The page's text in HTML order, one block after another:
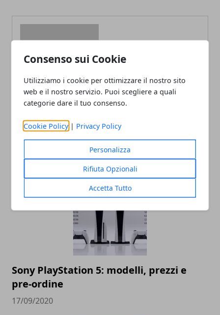
Consenso sui Cookie
Utilizziamo i cookie per ottimizzare il nostro sito
web e il nostro servizio. Puoi scegliere a quali
categorie dare il tuo consenso.
Cookie Policy | Privacy Policy
Personalizza
Rifiuta Opzionali
Accetta Tutto
ARTICOLI CORRELATI
Sony PlayStation 5: modelli, prezzi e
pre-ordine
17/09/2020